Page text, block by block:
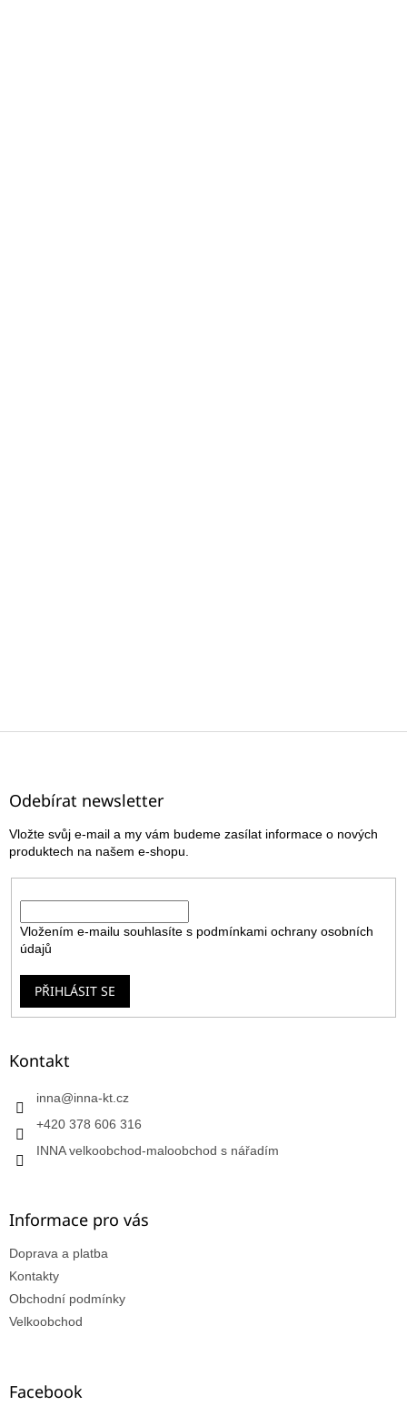
Z
Odebírat newsletter
Vložte svůj e-mail a my vám budeme zasílat informace o nových
produktech na našem e-shopu.
Vložením e-mailu souhlasíte s podmínkami ochrany osobních
údajů
PŘIHLÁSIT SE
Kontakt
inna@inna-kt.cz
+420 378 606 316
INNA velkoobchod-maloobchod s nářadím
Informace pro vás
Doprava a platba
Kontakty
Obchodní podmínky
Velkoobchod
Facebook